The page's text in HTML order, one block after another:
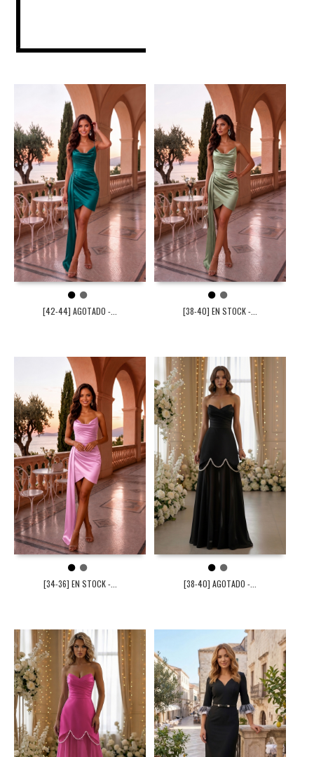
1 2
[42-44] AGOTADO -...
1 2
[38-40] EN STOCK -...
1 2
[34-36] EN STOCK -...
1 2
[38-40] AGOTADO -...